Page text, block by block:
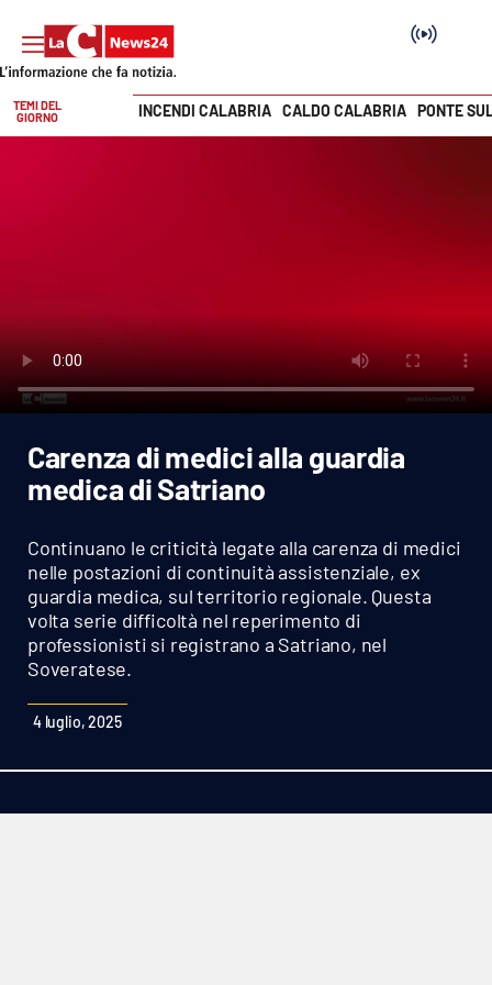
Attualità
Economia e lavoro
Italia Mondo
Sport
Cultura
Podcast
Meteo
Vai
TEMI DEL
GIORNO
INCENDI CALABRIA CALDO CALABRIA PONTE
Carenza di medici alla guardia
medica di Satriano
Continuano le criticità legate alla carenza di medici
nelle postazioni di continuità assistenziale, ex
guardia medica, sul territorio regionale. Questa
volta serie difficoltà nel reperimento di
professionisti si registrano a Satriano, nel
Soveratese.
4 luglio, 2025